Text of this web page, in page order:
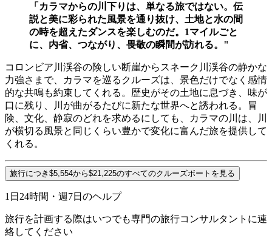
「カラマからの川下りは、単なる旅ではない。伝
説と美に彩られた風景を通り抜け、土地と水の間
の時を超えたダンスを楽しむのだ。1マイルごと
に、内省、つながり、畏敬の瞬間が訪れる。"
コロンビア川渓谷の険しい断崖からスネーク川渓谷の静かな
力強さまで、カラマを巡るクルーズは、景色だけでなく感情
的な共鳴も約束してくれる。歴史がその土地に息づき、味が
口に残り、川が曲がるたびに新たな世界へと誘われる。冒
険、文化、静寂のどれを求めるにしても、カラマの川は、川
が横切る風景と同じくらい豊かで変化に富んだ旅を提供して
くれる。
旅行につき$5,554から$21,225のすべてのクルーズボートを見る
1日24時間・週7日のヘルプ
旅行を計画する際はいつでも専門の旅行コンサルタントに連
絡してください